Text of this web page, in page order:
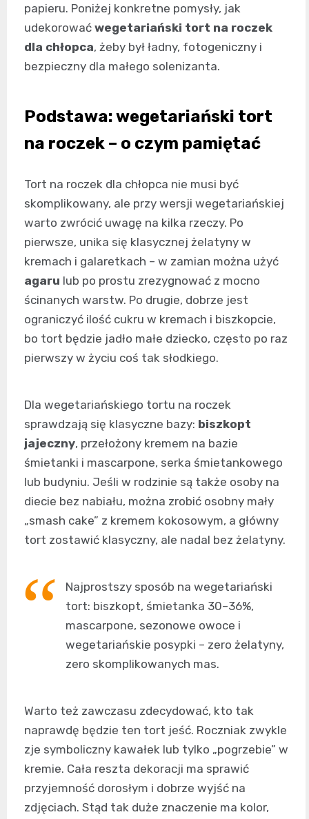
papieru. Poniżej konkretne pomysły, jak
udekorować wegetariański tort na roczek
dla chłopca, żeby był ładny, fotogeniczny i
bezpieczny dla małego solenizanta.
Podstawa: wegetariański tort
na roczek – o czym pamiętać
Tort na roczek dla chłopca nie musi być
skomplikowany, ale przy wersji wegetariańskiej
warto zwrócić uwagę na kilka rzeczy. Po
pierwsze, unika się klasycznej żelatyny w
kremach i galaretkach – w zamian można użyć
agaru lub po prostu zrezygnować z mocno
ścinanych warstw. Po drugie, dobrze jest
ograniczyć ilość cukru w kremach i biszkopcie,
bo tort będzie jadło małe dziecko, często po raz
pierwszy w życiu coś tak słodkiego.
Dla wegetariańskiego tortu na roczek
sprawdzają się klasyczne bazy: biszkopt
jajeczny, przełożony kremem na bazie
śmietanki i mascarpone, serka śmietankowego
lub budyniu. Jeśli w rodzinie są także osoby na
diecie bez nabiału, można zrobić osobny mały
„smash cake” z kremem kokosowym, a główny
tort zostawić klasyczny, ale nadal bez żelatyny.
Najprostszy sposób na wegetariański
tort: biszkopt, śmietanka 30–36%,
mascarpone, sezonowe owoce i
wegetariańskie posypki – zero żelatyny,
zero skomplikowanych mas.
Warto też zawczasu zdecydować, kto tak
naprawdę będzie ten tort jeść. Roczniak zwykle
zje symboliczny kawałek lub tylko „pogrzebie” w
kremie. Cała reszta dekoracji ma sprawić
przyjemność dorosłym i dobrze wyjść na
zdjęciach. Stąd tak duże znaczenie ma kolor,